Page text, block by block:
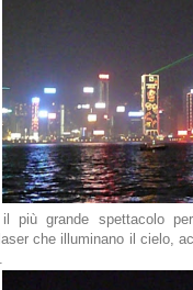
grande spettacolo
che illuminano il cielo,